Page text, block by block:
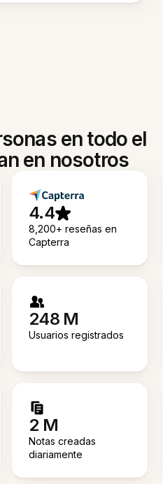
en todo el
en nosotros
4.4
8,200+ reseñas en
Capterra
248 M
Usuarios registrados
2 M
Notas creadas
diariamente